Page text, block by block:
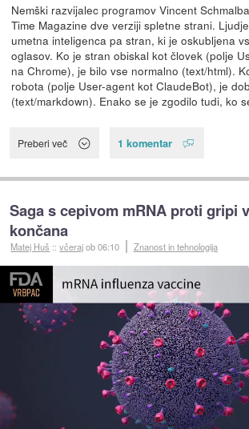
Nemški razvijalec programov Vincent
Time Magazine dve verziji spletne strani.
umetna inteligenca pa stran, ki je oskubljena
oglasov. Ko je stran obiskal kot človek (polje
na Chrome), je bilo vse normalno (text/html).
robota (polje User-agent kot ClaudeBot), je
(text/markdown). Enako se je zgodilo tudi, ko
Preberi več 1 komentar
Saga s cepivom mRNA proti gripi
končana
Matej Huš ::včerajob 06:10 Znanost in tehnologija